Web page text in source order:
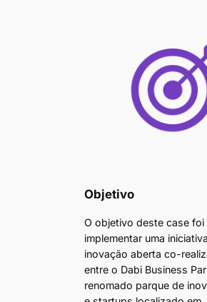
Objetivo
O objetivo deste case foi
implementar uma
inovação aberta co-
entre o Dabi Business
renomado parque de